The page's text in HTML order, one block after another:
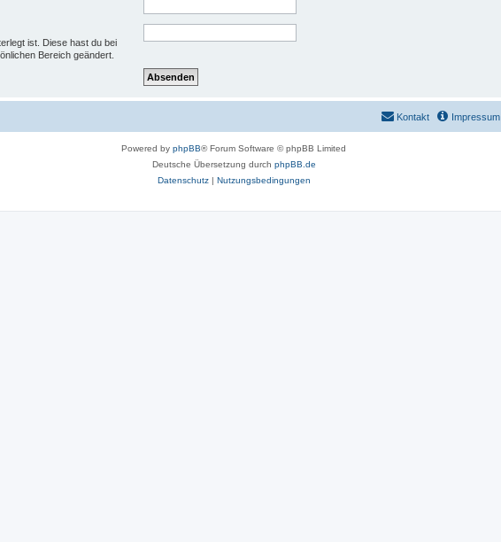
ist. Diese hast du bei
Bereich geändert.
Impressum
Kontakt
Powered by phpBB® Forum Software © phpBB Limited
Deutsche Übersetzung durch phpBB.de
Datenschutz| Nutzungsbedingungen